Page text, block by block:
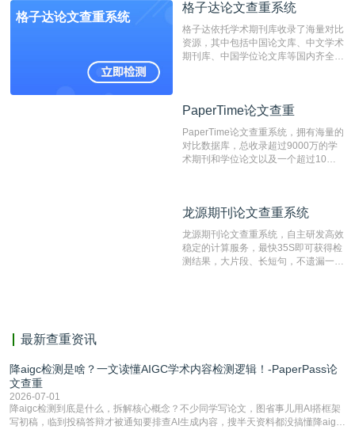
编辑部检测来稿和已发表的文献,检测
测时注意填写第一作者,才能排除已发
表文献复制比。（限制字符数1万）
格子达论文查重系统
格子达论文查重系统
格子达依托学术期刊库收录了海量对比
资源，其中包括中国论文库、中文学术
期刊库、中国学位论文库等国内齐全的
系统，可检测中文、英文两种语言的论
PaperTime论文查重
PaperTime论文查重系统，拥有海量的
对比数据库，总收录超过9000万的学
术期刊和学位论文以及一个超过10亿
对，利用指纹索引快速而精准地在云检
有相似的片段，该项技术检测速度快、
准确率高，市场反映良好。
龙源期刊论文查重系统
龙源期刊论文查重系统，自主研发高效
稳定的计算服务，最快35S即可获得检
测结果，大片段、长短句，不遗漏一处
最新查重资讯
降aigc检测是啥？一文读懂AIGC学术内容检测逻辑！-PaperPass论
文查重
2026-07-01
降aigc检测到底是什么，拆解核心概念？不少同学写论文，图省事儿用AI搭框架
写初稿，临到投稿答辩才被通知要排查AI生成内容，搜半天资料都没搞懂降aigc